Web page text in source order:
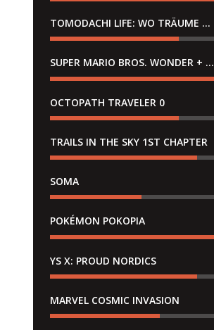
TOMODACHI LIFE: WO TRÄUME WAHR WERDEN
SUPER MARIO BROS. WONDER + GEMEINSAM IM BELLABEL-PARK
OCTOPATH TRAVELER 0
TRAILS IN THE SKY 1ST CHAPTER
SOMA
POKÉMON POKOPIA
YS X: PROUD NORDICS
MARVEL COSMIC INVASION